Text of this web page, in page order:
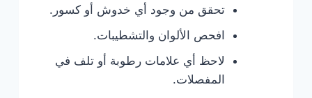
تحقق من وجود أي خدوش أو كسور.
افحص الألوان والتشطيبات.
لاحظ أي علامات رطوبة أو تلف في
المفصلات.